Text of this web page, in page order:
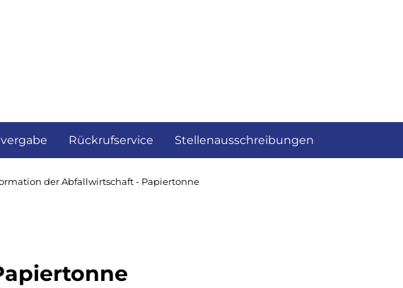
Rückrufservice Stellenausschreibungen
der Abfallwirtschaft - Papiertonne